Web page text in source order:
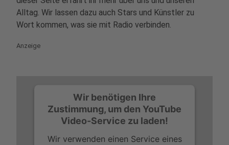
Alltag. Wir lassen dazu auch Stars und Künstler zu
Wort kommen, was sie mit Radio verbinden.
Anzeige
Wir benötigen Ihre
Zustimmung, um den YouTube
Video-Service zu laden!
Wir verwenden einen Service eines